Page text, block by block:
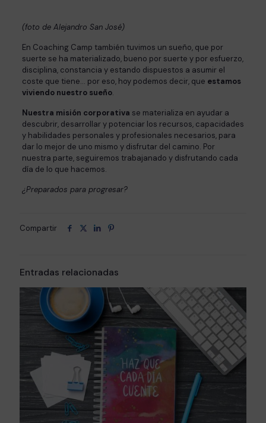
(foto de Alejandro San José)
En Coaching Camp también tuvimos un sueño, que por
suerte se ha materializado, bueno por suerte y por esfuerzo,
disciplina, constancia y estando dispuestos a asumir el
coste que tiene… por eso, hoy podemos decir, que estamos
viviendo nuestro sueño.
Nuestra misión corporativa se materializa en ayudar a
descubrir, desarrollar y potenciar los recursos, capacidades
y habilidades personales y profesionales necesarios, para
dar lo mejor de uno mismo y disfrutar del camino. Por
nuestra parte, seguiremos trabajanado y disfrutando cada
día de lo que hacemos.
¿Preparados para progresar?
Compartir
Entradas relacionadas